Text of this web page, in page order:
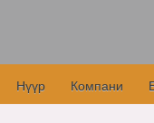
Нүүр Компани